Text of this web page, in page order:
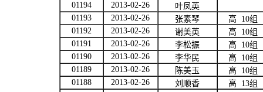
01194
2013-02-26
叶凤英
01193
2013-02-26 张素琴 高 10组
01192
2013-02-26 谢美英 高 10组
01191
2013-02-26 李松振 高 10组
01190
2013-02-26 李华民 高 10组
01189
2013-02-26 陈美玉 高 10组
01188
2013-02-26 刘顺香 高 13组